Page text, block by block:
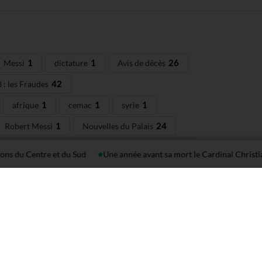
Messi 1 dictature 1 Avis de décès 26
les Fraudes 42
afrique 1 cemac 1 syrie 1
Robert Messi 1 Nouvelles du Palais 24
et du Sud Une année avant sa mort le Cardinal Christian